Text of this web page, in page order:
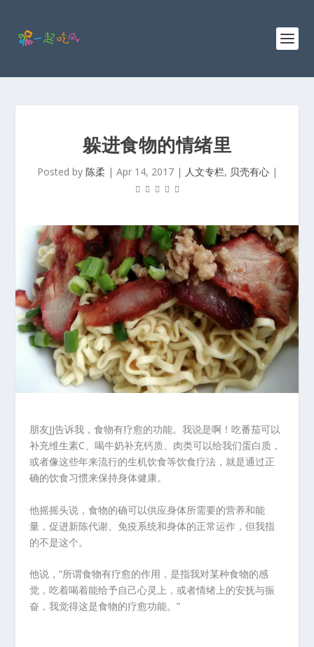
躲进食物的情绪里
Posted by 陈柔 | Apr 14, 2017| 人文专栏, 贝壳有心|
朋友JJ告诉我，食物有疗愈的功能。我说是啊！吃番茄可以
补充维生素C、喝牛奶补充钙质、肉类可以给我们蛋白质，
或者像这些年来流行的生机饮食等饮食疗法，就是通过正
确的饮食习惯来保持身体健康。
他摇摇头说，食物的确可以供应身体所需要的营养和能
量，促进新陈代谢、免疫系统和身体的正常运作，但我指
的不是这个。
他说，“所谓食物有疗愈的作用，是指我对某种食物的感
觉，吃着喝着能给予自己心灵上，或者情绪上的安抚与振
奋，我觉得这是食物的疗愈功能。”